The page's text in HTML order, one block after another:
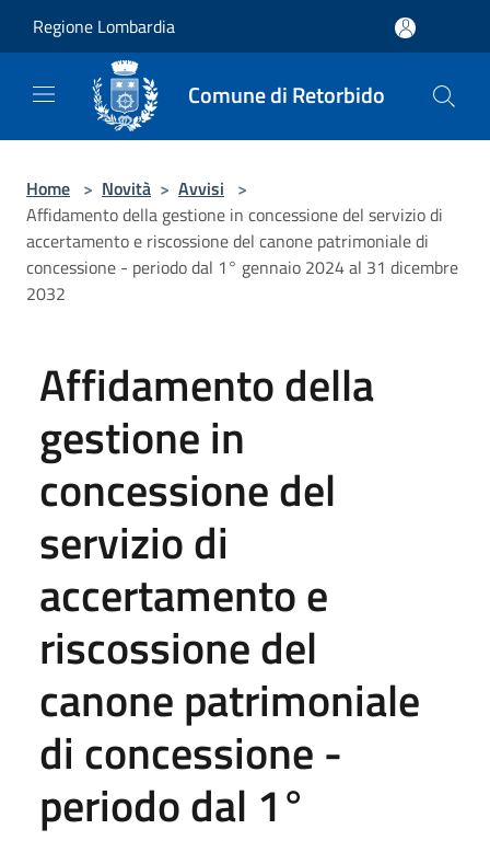
Regione Lombardia
Comune di Retorbido
Home > Novità > Avvisi >
Affidamento della gestione in concessione del servizio di
accertamento e riscossione del canone patrimoniale di
concessione - periodo dal 1° gennaio 2024 al 31 dicembre
2032
Affidamento della
gestione in
concessione del
servizio di
accertamento e
riscossione del
canone patrimoniale
di concessione -
periodo dal 1°